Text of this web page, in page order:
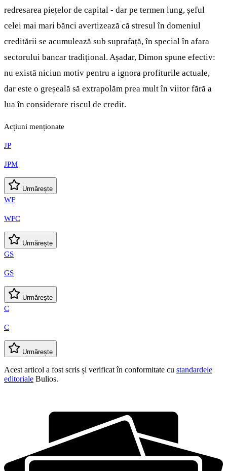
redresarea piețelor de capital - dar pe termen lung, șeful
celei mai mari bănci avertizează că stresul în domeniul
creditării se acumulează sub suprafață, în special în afara
sectorului bancar tradițional. Așadar, Dimon spune efectiv:
nu există niciun motiv pentru a ignora profiturile actuale,
dar este o greșeală să extrapolăm prea mult în viitor fără a
lua în considerare riscul de credit.
Acțiuni menționate
JP
JPM
Urmărește
WF
WFC
Urmărește
GS
GS
Urmărește
C
C
Urmărește
Acest articol a fost scris și verificat în conformitate cu standardele
editoriale Bulios.